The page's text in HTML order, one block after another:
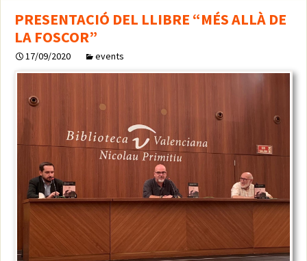
PRESENTACIÓ DEL LLIBRE “MÉS ALLÀ DE
LA FOSCOR”
17/09/2020 events